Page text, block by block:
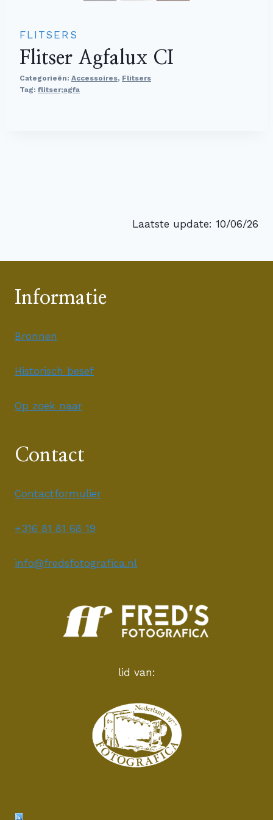
FLITSERS
Flitser Agfalux CI
Categorieën: Accessoires, Flitsers
Tag: flitser;agfa
Laatste update: 10/06/26
Informatie
Bronnen
Historisch besef
Op zoek naar
Contact
Contactformulier
+316 81 81 68 19
info@fredsfotografica.nl
lid van: